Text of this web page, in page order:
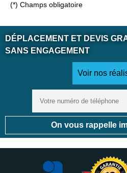
(*) Champs obligatoire
DÉPLACEMENT ET DEVIS
SANS ENGAGEMENT
Voir nos
On vous rappelle